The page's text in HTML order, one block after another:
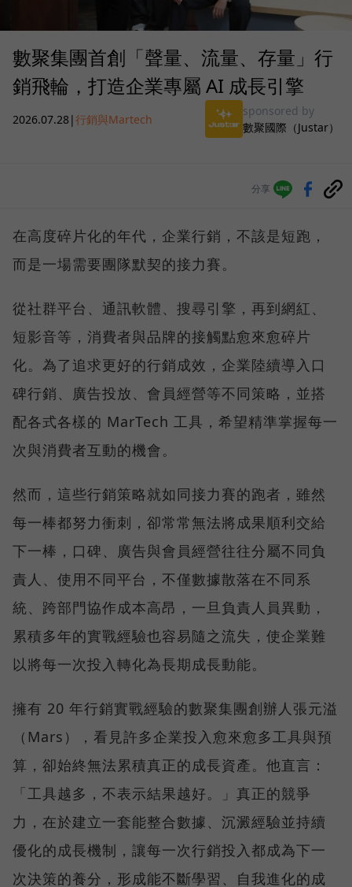
數聚集團首創「聲量、流量、存量」行
銷飛輪，打造企業專屬 AI 成長引擎
2026.07.28|行銷與Martech
sponsored by
數聚國際（Justar）
分享
在高度碎片化的年代，企業行銷，不該是短跑，
而是一場需要團隊默契的接力賽。
從社群平台、通訊軟體、搜尋引擎，再到網紅、
短影音等，消費者與品牌的接觸點愈來愈碎片
化。為了追求更好的行銷成效，企業陸續導入口
碑行銷、廣告投放、會員經營等不同策略，並搭
配各式各樣的 MarTech 工具，希望精準掌握每一
次與消費者互動的機會。
然而，這些行銷策略就如同接力賽的跑者，雖然
每一棒都努力衝刺，卻常常無法將成果順利交給
下一棒，口碑、廣告與會員經營往往分屬不同負
責人、使用不同平台，不僅數據散落在不同系
統、跨部門協作成本高昂，一旦負責人員異動，
累積多年的實戰經驗也容易隨之流失，使企業難
以將每一次投入轉化為長期成長動能。
擁有 20 年行銷實戰經驗的數聚集團創辦人張元溢
（Mars），看見許多企業投入愈來愈多工具與預
算，卻始終無法累積真正的成長資產。他直言：
「工具越多，不表示結果越好。」真正的競爭
力，在於建立一套能整合數據、沉澱經驗並持續
優化的成長機制，讓每一次行銷投入都成為下一
次決策的養分，形成能不斷學習、自我進化的成